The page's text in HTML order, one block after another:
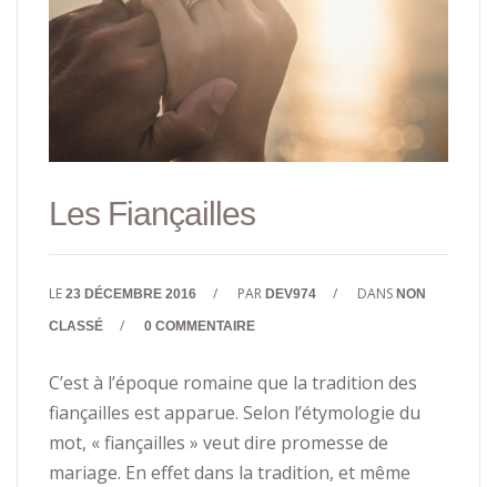
Les Fiançailles
LE 23 DÉCEMBRE 2016 / PAR DEV974 / DANS NON
CLASSÉ / 0 COMMENTAIRE
C’est à l’époque romaine que la tradition des
fiançailles est apparue. Selon l’étymologie du
mot, « fiançailles » veut dire promesse de
mariage. En effet dans la tradition, et même